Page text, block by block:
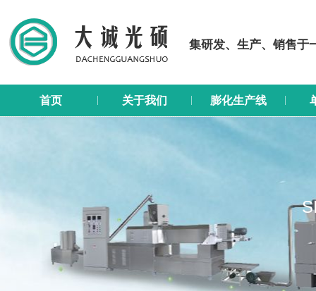
集研发、生产、销售于
首页 关于我们 膨化生产线